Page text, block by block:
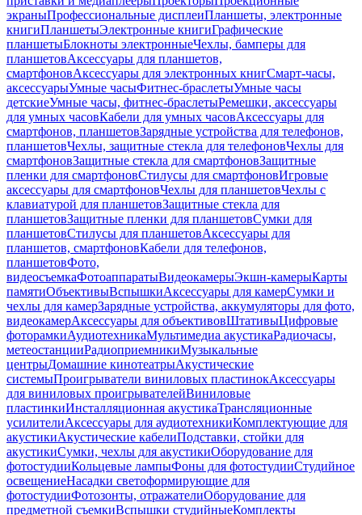
экраныПрофессиональные дисплеиПланшеты, электронные
книгиПланшетыЭлектронные книгиГрафические
планшетыБлокноты электронныеЧехлы, бамперы для
планшетовАксессуары для планшетов,
смартфоновАксессуары для электронных книгСмарт-часы,
аксессуарыУмные часыФитнес-браслетыУмные часы
детскиеУмные часы, фитнес-браслетыРемешки, аксессуары
для умных часовКабели для умных часовАксессуары для
смартфонов, планшетовЗарядные устройства для телефонов,
планшетовЧехлы, защитные стекла для телефоновЧехлы для
смартфоновЗащитные стекла для смартфоновЗащитные
пленки для смартфоновСтилусы для смартфоновИгровые
аксессуары для смартфоновЧехлы для планшетовЧехлы с
клавиатурой для планшетовЗащитные стекла для
планшетовЗащитные пленки для планшетовСумки для
планшетовСтилусы для планшетовАксессуары для
планшетов, смартфоновКабели для телефонов,
планшетовФото,
видеосъемкаФотоаппаратыВидеокамерыЭкшн-камерыКарты
памятиОбъективыВспышкиАксессуары для камерСумки и
чехлы для камерЗарядные устройства, аккумуляторы для фото,
видеокамерАксессуары для объективовШтативыЦифровые
фоторамкиАудиотехникаМультимедиа акустикаРадиочасы,
метеостанцииРадиоприемникиМузыкальные
центрыДомашние кинотеатрыАкустические
системыПроигрыватели виниловых пластинокАксессуары
для виниловых проигрывателейВиниловые
пластинкиИнсталляционная акустикаТрансляционные
усилителиАксессуары для аудиотехникиКомплектующие для
акустикиАкустические кабелиПодставки, стойки для
акустикиСумки, чехлы для акустикиОборудование для
фотостудииКольцевые лампыФоны для фотостудииСтудийное
освещениеНасадки светоформирующие для
фотостудииФотозонты, отражателиОборудование для
предметной съемкиВспышки студийныеКомплекты